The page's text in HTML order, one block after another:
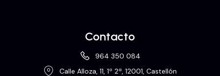
Contacto
964 350 084
Calle Alloza, 11, 1º 2ª, 12001, Castellón